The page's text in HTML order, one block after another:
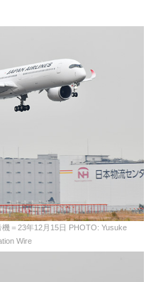
＝23年12月15日 PHOTO: Yusuke
Wire